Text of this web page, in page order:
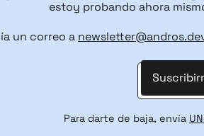
estoy probando ahora
un correo a
Para darte de baja, envía